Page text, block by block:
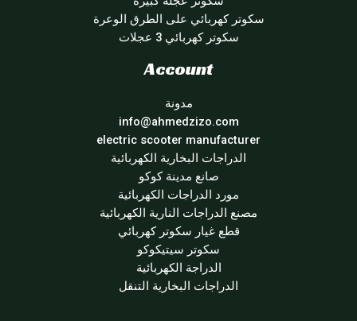
سكوتر كهربائي على الطرق الوعرة
سكوتر كهربائي 3 عجلات
Account
مدونة
info@ahmedzizo.com
electric scooter manufacturer
الدراجات البخارية الكهربائية
صانع مدينة كوكو
مورد الدراجات الكهربائية
مصنع الدراجات النارية الكهربائية
قطع غيار سكوتر كهربائي
سكوتر سيتيكوكو
الدراجة الكهربائية
الدراجات البخارية التنقل